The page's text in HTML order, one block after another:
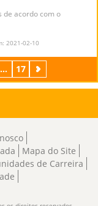
de acordo com o
2021-02-10
... 17 Próximo
Mapa do Site
de Carreira